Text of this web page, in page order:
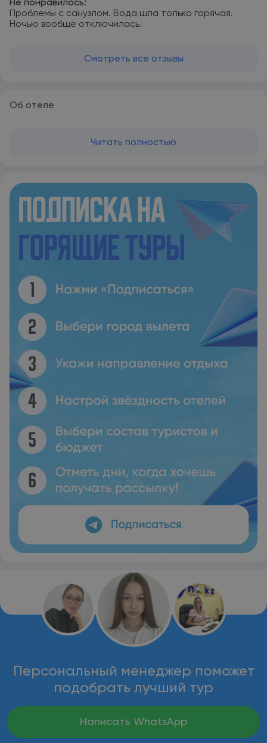
Не понравилось:
Проблемы с санузлом. Вода шла только горячая.
Ночью вообще отключилась.
Смотреть все отзывы
Об отеле
Читать полностью
Персональный менеджер поможет
подобрать лучший тур
Написать WhatsApp